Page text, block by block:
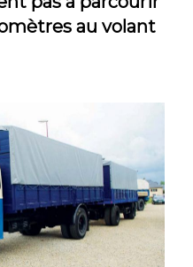
au volant